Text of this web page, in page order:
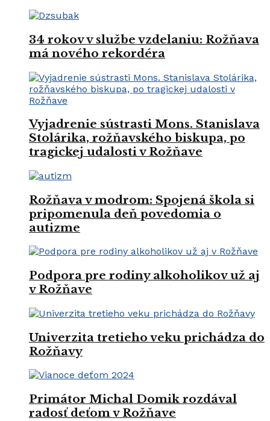
34 rokov v službe vzdelaniu: Rožňava
má nového rekordéra
Vyjadrenie sústrasti Mons. Stanislava
Stolárika, rožňavského biskupa, po
tragickej udalosti v Rožňave
Rožňava v modrom: Spojená škola si
pripomenula deň povedomia o
autizme
Podpora pre rodiny alkoholikov už aj
v Rožňave
Univerzita tretieho veku prichádza do
Rožňavy
Primátor Michal Domik rozdával
radosť deťom v Rožňave